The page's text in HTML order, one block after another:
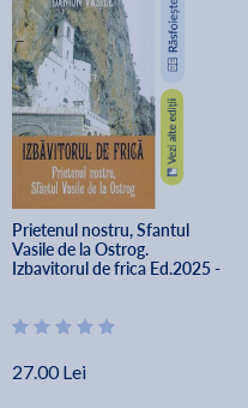
Prietenul nostru, Sfantul
Vasile de la Ostrog.
Izbavitorul de frica Ed.2025 -
27.00 Lei